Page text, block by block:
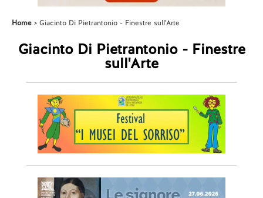
Home Giacinto Di Pietrantonio - Finestre sull'Arte
Giacinto Di Pietrantonio - Finestre
sull'Arte